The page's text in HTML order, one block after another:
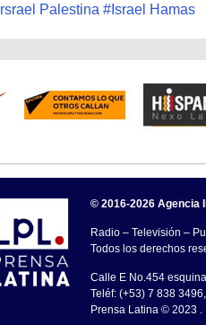
Irsrael Palestina # Israel Hamas
© 2016-2026 Agencia
Radio – Televisión –
Todos los derechos
Calle E No.454
Teléf: (+53) 7 838
Prensa Latina © 2023 .